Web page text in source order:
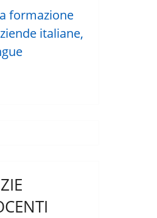
formazione
italiane,